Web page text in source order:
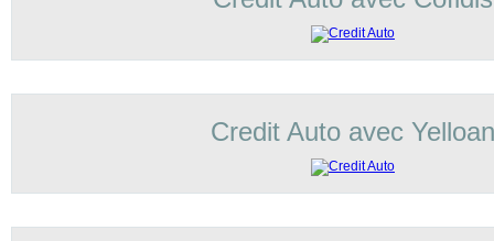
Credit Auto avec Yelloan